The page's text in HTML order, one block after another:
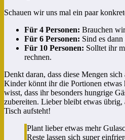
Schauen wir uns mal ein paar
Für 4 Personen: Brauchen
Für 6 Personen: Sind es
Für 10 Personen: Solltet ihr
rechnen.
Denkt daran, dass diese Mengen
Kinder könnt ihr die Portionen
wisst, dass ihr besonders hungrige
zubereiten. Lieber bleibt etwas
Tisch aufsteht!
Plant lieber etwas mehr
Reste lassen sich super